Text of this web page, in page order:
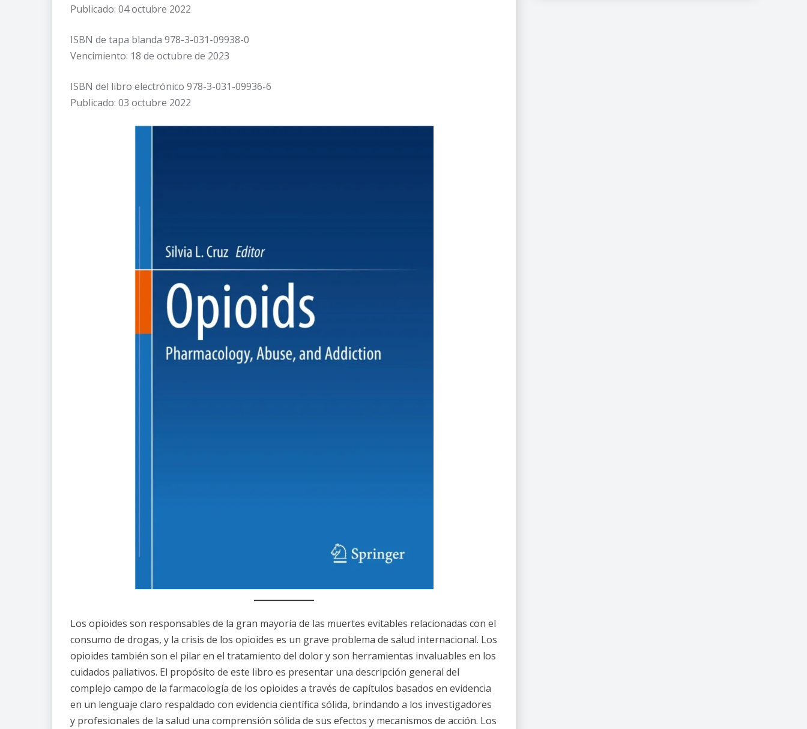
Publicado: 04 octubre 2022
ISBN de tapa blanda 978-3-031-09938-0
Vencimiento: 18 de octubre de 2023
ISBN del libro electrónico 978-3-031-09936-6
Publicado: 03 octubre 2022
Los opioides son responsables de la gran mayoría de las muertes evitables relacionadas con el
consumo de drogas, y la crisis de los opioides es un grave problema de salud internacional. Los
opioides también son el pilar en el tratamiento del dolor y son herramientas invaluables en los
cuidados paliativos. El propósito de este libro es presentar una descripción general del
complejo campo de la farmacología de los opioides a través de capítulos basados en evidencia
en un lenguaje claro respaldado con evidencia científica sólida, brindando a los investigadores
y profesionales de la salud una comprensión sólida de sus efectos y mecanismos de acción. Los